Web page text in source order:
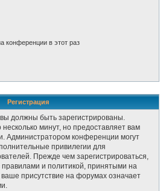
конференции в этот раз
Регистрация
должны быть зарегистрированы.
несколько минут, но предоставляет вам
Администратором конференции могут
привилегии для
Прежде чем зарегистрироваться,
правилами и политикой, принятыми на
присутствие на форумах означает